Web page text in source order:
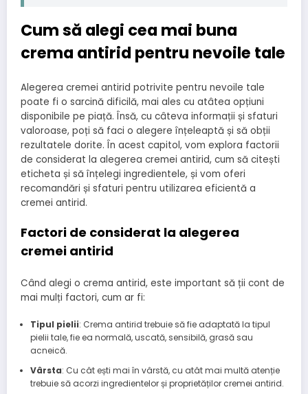
Cum să alegi cea mai buna
crema antirid pentru nevoile tale
Alegerea cremei antirid potrivite pentru nevoile tale
poate fi o sarcină dificilă, mai ales cu atâtea opțiuni
disponibile pe piață. Însă, cu câteva informații și sfaturi
valoroase, poți să faci o alegere înțeleaptă și să obții
rezultatele dorite. În acest capitol, vom explora factorii
de considerat la alegerea cremei antirid, cum să citești
eticheta și să înțelegi ingredientele, și vom oferi
recomandări și sfaturi pentru utilizarea eficientă a
cremei antirid.
Factori de considerat la alegerea
cremei antirid
Când alegi o crema antirid, este important să ții cont de
mai mulți factori, cum ar fi:
Tipul pielii: Crema antirid trebuie să fie adaptată la tipul
pielii tale, fie ea normală, uscată, sensibilă, grasă sau
acneică.
Vârsta: Cu cât ești mai în vârstă, cu atât mai multă atenție
trebuie să acorzi ingredientelor și proprietăților cremei antirid.